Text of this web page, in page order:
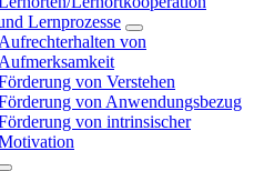
Lernprozesse
Aufrechterhalten von
Aufmerksamkeit
von Verstehen
von Anwendungsbezug
von intrinsischer